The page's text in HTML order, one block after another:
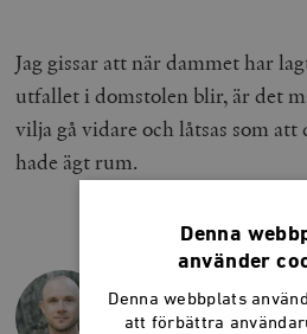
Jag gissar att när dammet har
utfallet i domstolen blir, är det
vilja gå vidare och låtsas som
hade ägt rum.
LARS ANDERS
Lars Anders
och tidigare
Denna
använder
Denna webbplats
att förbättra